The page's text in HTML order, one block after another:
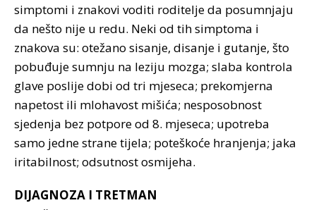
simptomi i znakovi voditi roditelje da posumnjaju
da nešto nije u redu. Neki od tih simptoma i
znakova su: otežano sisanje, disanje i gutanje, što
pobuđuje sumnju na leziju mozga; slaba kontrola
glave poslije dobi od tri mjeseca; prekomjerna
napetost ili mlohavost mišića; nesposobnost
sjedenja bez potpore od 8. mjeseca; upotreba
samo jedne strane tijela; poteškoće hranjenja; jaka
iritabilnost; odsutnost osmijeha.
DIJAGNOZA I TRETMAN